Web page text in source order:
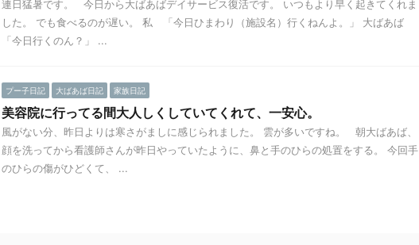
連日猛暑です。 今日から大ばあばデイサービス復活です。 いつもより早く起きてくれま
した。 でも食べるのが遅い。 私 「今日ひまわり（施設名）行くねんよ。」 大ばあば
「今日行くのん？」 ...
プー子日記 大ばあば日記 家族日記
美容院に行ってる間大人しくしていてくれて、一安心。
風がない分、昨日よりは寒さがましに感じられました。 雲が多いですね。 朝大ばあば、
顔を洗ってから看護師さんが昨日やっていたように、鼻と手のひらの処置をする。 今回手
のひらの傷がひどくて、 ...